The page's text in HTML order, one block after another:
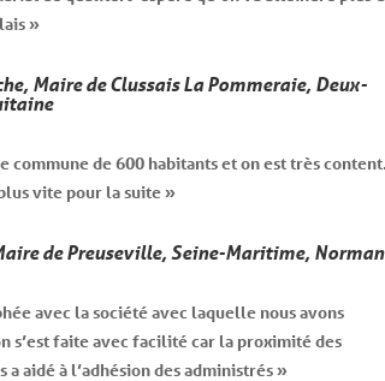
»
Maire de Clussais La Pommeraie, Deux-
commune de 600 habitants et on est très content.
vite pour la suite »
de Preuseville, Seine-Maritime,
avec la société avec laquelle nous avons
s’est faite avec facilité car la proximité des
aidé à l’adhésion des administrés »